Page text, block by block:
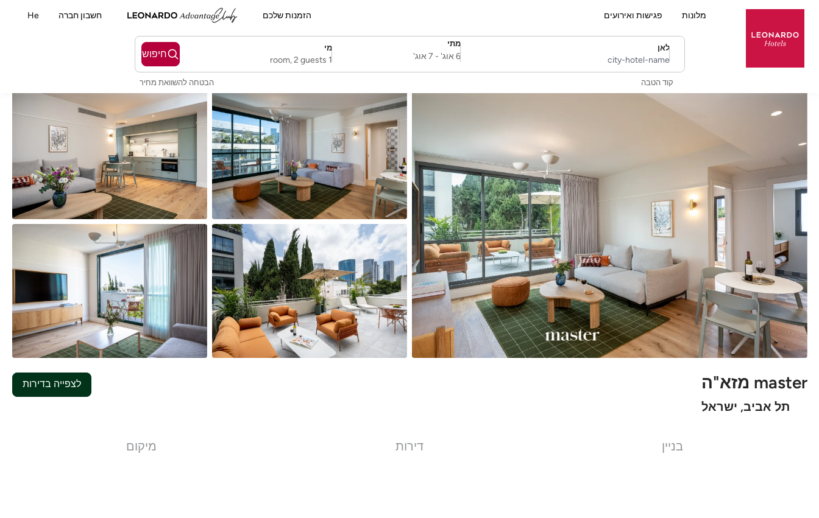
מלונות פגישות ואירועים הזמנות שלכם חשבון חברה He
master מזא"ה
תל אביב, ישראל
לצפייה בדירות
לאן
city-hotel-name
מתי
SelectDate
6 אוג' - 7 אוג'
מי
Username1 room, 2 guests
חיפוש
קוד הטבה הבטחה להשוואת מחיר
בניין דירות מיקום